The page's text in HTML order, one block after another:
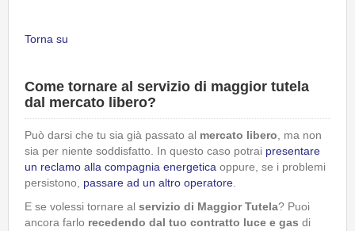
Torna su
Come tornare al servizio di maggior tutela
dal mercato libero?
Può darsi che tu sia già passato al mercato libero , ma non
sia per niente soddisfatto. In questo caso potrai presentare
un reclamo alla compagnia energetica oppure, se i problemi
persistono, passare ad un altro operatore
E se volessi tornare al servizio di Maggior Tutela? Puoi
ancora farlo recedendo dal tuo contratto luce e gas di